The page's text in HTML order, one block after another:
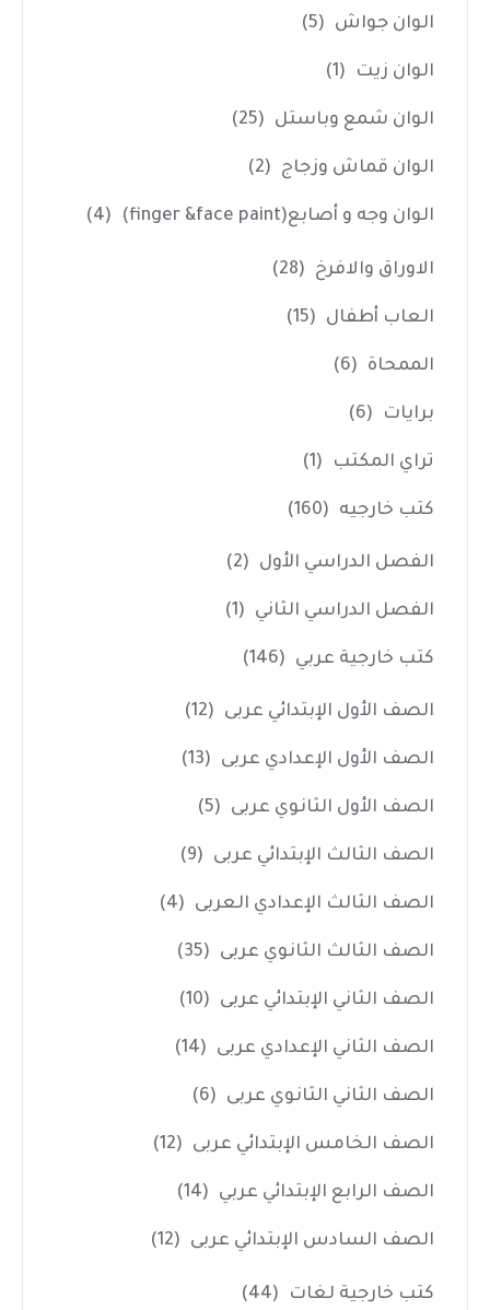
الوان جواش (5)
الوان زيت (1)
الوان شمع وباستل (25)
الوان قماش وزجاج (2)
الوان وجه و أصابع(finger &face paint) (4)
الاوراق والافرخ (28)
العاب أطفال (15)
الممحاة (6)
برايات (6)
تراي المكتب (1)
كتب خارجيه (160)
الفصل الدراسي الأول (2)
الفصل الدراسي الثاني (1)
كتب خارجية عربي (146)
الصف الأول الإبتدائي عربى (12)
الصف الأول الإعدادي عربى (13)
الصف الأول الثانوي عربى (5)
الصف الثالث الإبتدائي عربى (9)
الصف الثالث الإعدادي العربى (4)
الصف الثالث الثانوي عربى (35)
الصف الثاني الإبتدائي عربى (10)
الصف الثاني الإعدادي عربى (14)
الصف الثاني الثانوي عربى (6)
الصف الخامس الإبتدائي عربى (12)
الصف الرابع الإبتدائي عربي (14)
الصف السادس الإبتدائي عربى (12)
كتب خارجية لغات (44)